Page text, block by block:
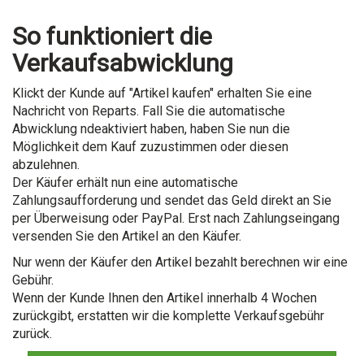
So funktioniert die
Verkaufsabwicklung
Klickt der Kunde auf "Artikel kaufen" erhalten Sie eine
Nachricht von Reparts. Fall Sie die automatische
Abwicklung ndeaktiviert haben, haben Sie nun die
Möglichkeit dem Kauf zuzustimmen oder diesen
abzulehnen.
Der Käufer erhält nun eine automatische
Zahlungsaufforderung und sendet das Geld direkt an Sie
per Überweisung oder PayPal. Erst nach Zahlungseingang
versenden Sie den Artikel an den Käufer.
Nur wenn der Käufer den Artikel bezahlt berechnen wir eine
Gebühr.
Wenn der Kunde Ihnen den Artikel innerhalb 4 Wochen
zurückgibt, erstatten wir die komplette Verkaufsgebühr
zurück.